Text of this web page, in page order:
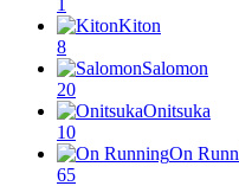
1
Kiton
8
Salomon
20
Onitsuka
10
On
65